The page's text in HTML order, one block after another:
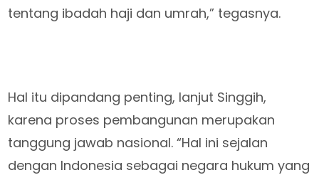
tentang ibadah haji dan umrah,” tegasnya.
Hal itu dipandang penting, lanjut Singgih,
karena proses pembangunan merupakan
tanggung jawab nasional. “Hal ini sejalan
dengan Indonesia sebagai negara hukum yang